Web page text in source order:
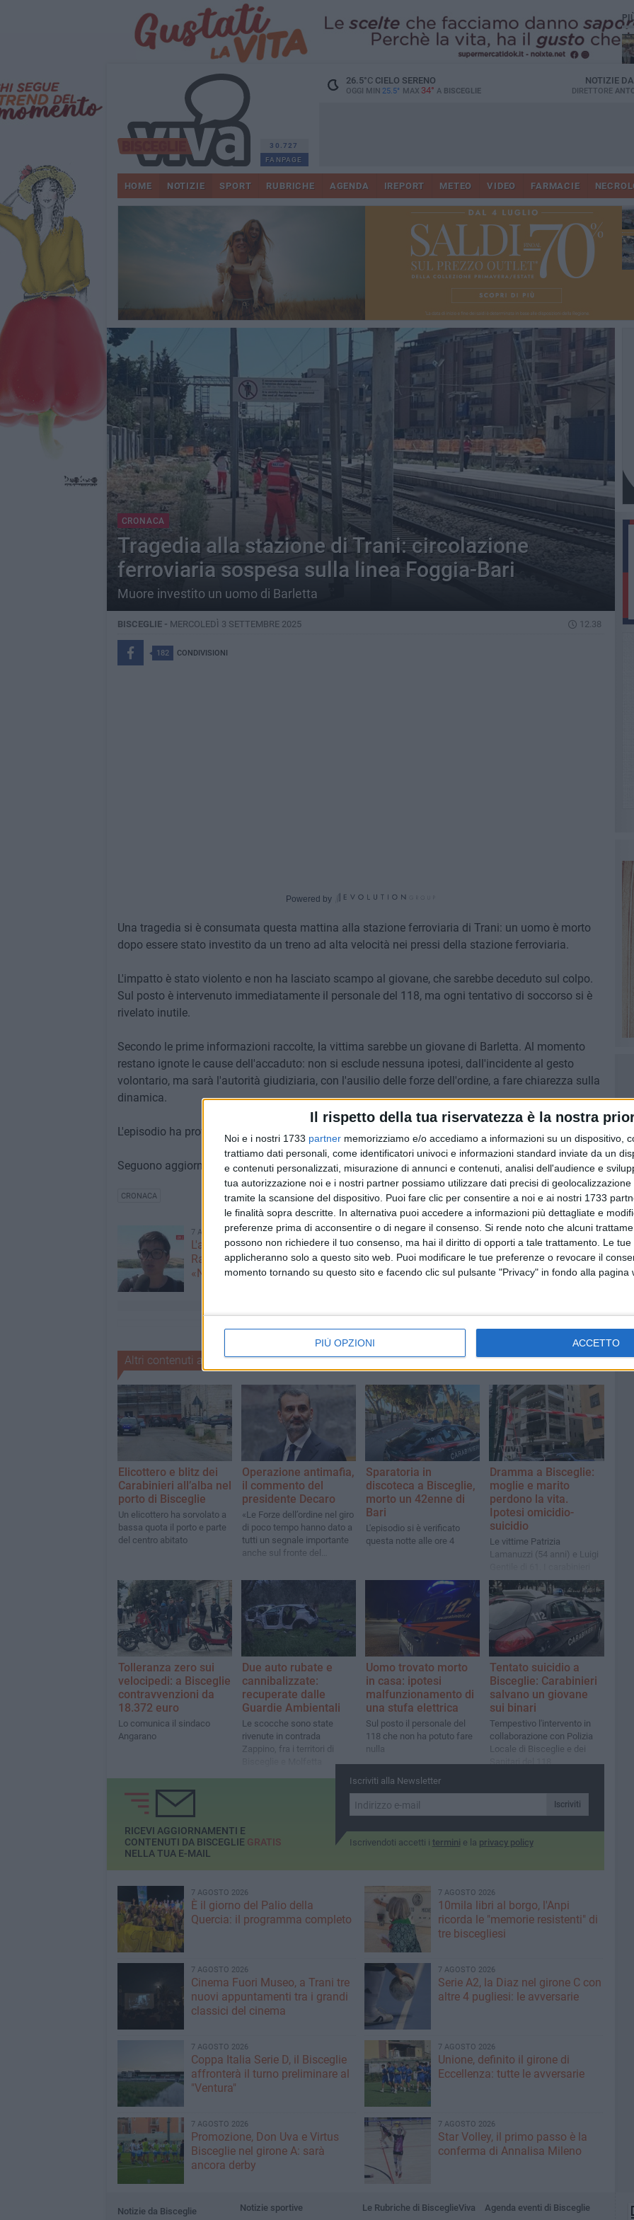
Il rispetto della tua riservatezza è la nostra
Noi e i nostri 1733 partner memorizziamo e/o accediamo a informazioni su un dispositivo,
trattiamo dati personali, come identificatori univoci e informazioni standard inviate da un
e contenuti personalizzati, misurazione di annunci e contenuti, analisi dell'audience e
tua autorizzazione noi e i nostri partner possiamo utilizzare dati precisi di
tramite la scansione del dispositivo. Puoi fare clic per consentire a noi e ai nostri 1733
le finalità sopra descritte. In alternativa puoi accedere a informazioni più dettagliate e
preferenze prima di acconsentire o di negare il consenso. Si rende noto che alcuni
possono non richiedere il tuo consenso, ma hai il diritto di opporti a tale trattamento. Le
applicheranno solo a questo sito web. Puoi modificare le tue preferenze o revocare il
momento tornando su questo sito e facendo clic sul pulsante "Privacy" in fondo alla pagina
PIÙ OPZIONI ACCETTO
30.727
FANPAGE
26.5°CCIELO SERENO
OGGI MIN 25.5° MAX 34° A BISCEGLIE
NOTIZIE
DIRETTORE
HOME NOTIZIE SPORT RUBRICHE AGENDA IREPORT METEO VIDEO FARMACIE
CRONACA
Tragedia alla stazione di Trani: circolazione
ferroviaria sospesa sulla linea Foggia-Bari
Muore investito un uomo di Barletta
BISCEGLIE - MERCOLEDÌ 3 SETTEMBRE 2025 12.38
182 CONDIVISIONI
Powered by
Una tragedia si è consumata questa mattina alla stazione ferroviaria di Trani: un uomo è morto
dopo essere stato investito da un treno ad alta velocità nei pressi della stazione ferroviaria.
L'impatto è stato violento e non ha lasciato scampo al giovane, che sarebbe deceduto sul colpo.
Sul posto è intervenuto immediatamente il personale del 118, ma ogni tentativo di soccorso si è
rivelato inutile.
Secondo le prime informazioni raccolte, la vittima sarebbe un giovane di Barletta. Al momento
restano ignote le cause dell'accaduto: non si esclude nessuna ipotesi, dall'incidente al gesto
volontario, ma sarà l'autorità giudiziaria, con l'ausilio delle forze dell'ordine, a fare chiarezza sulla
dinamica.
L'episodio ha provocato l'interruzione dei treni sulla linea Foggia-Bari, con disagi per i viaggiatori.
Seguono aggiornamenti.
CRONACA
7 AGOSTO 2026
L'appello della moglie di Mino
Racanati alla ministra Roccella:
«Non dimenticatelo»
7 AGOSTO 2026
Festa patronale, il programma
completo di venerdì 7 agosto
Altri contenuti a tema
Elicottero e blitz dei
Carabinieri all’alba nel
porto di Bisceglie
Un elicottero ha sorvolato a
bassa quota il porto e parte
del centro abitato
Operazione antimafia,
il commento del
presidente Decaro
«Le Forze dell’ordine nel giro
di poco tempo hanno dato a
tutti un segnale importante
anche sul fronte del
Sparatoria in
discoteca a Bisceglie,
morto un 42enne di
Bari
L'episodio si è verificato
questa notte alle ore 4
Dramma a Bisceglie:
moglie e marito
perdono la vita.
Ipotesi omicidio-
suicidio
Le vittime Patrizia
Lamanuzzi (54 anni) e Luigi
riferiscono che erano in
fase di separazione
Tolleranza zero sui
velocipedi: a Bisceglie
contravvenzioni da
18.372 euro
Lo comunica il sindaco
Angarano
Due auto rubate e
cannibalizzate:
recuperate dalle
Guardie Ambientali
Le scocche sono state
rivenute in contrada
Zappino, fra i territori di
Uomo trovato morto
in casa: ipotesi
malfunzionamento di
una stufa elettrica
Sul posto il personale del
118 che non ha potuto fare
nulla
Tentato suicidio a
Bisceglie: Carabinieri
salvano un giovane
sui binari
Tempestivo l'intervento in
collaborazione con Polizia
Locale di Bisceglie e dei
Sanitari del 118
Iscriviti alla Newsletter
Iscriviti
Iscrivendoti accetti i termini e la privacy policy
RICEVI AGGIORNAMENTI E
CONTENUTI DA BISCEGLIE GRATIS
NELLA TUA E-MAIL
7 AGOSTO 2026
È il giorno del Palio della
Quercia: il programma completo
7 AGOSTO 2026
10mila libri al borgo, l'Anpi
ricorda le "memorie resistenti" di
tre biscegliesi
7 AGOSTO 2026
Cinema Fuori Museo, a Trani tre
nuovi appuntamenti tra i grandi
classici del cinema
7 AGOSTO 2026
Serie A2, la Diaz nel girone C con
altre 4 pugliesi: le avversarie
7 AGOSTO 2026
Coppa Italia Serie D, il Bisceglie
affronterà il turno preliminare al
"Ventura"
7 AGOSTO 2026
Unione, definito il girone di
Eccellenza: tutte le avversarie
7 AGOSTO 2026
Promozione, Don Uva e Virtus
Bisceglie nel girone A: sarà
ancora derby
7 AGOSTO 2026
Star Volley, il primo passo è la
conferma di Annalisa Mileno
Notizie da Bisceglie
Notizie sportive
Le Rubriche di BisceglieViva
Agenda eventi di Bisceglie